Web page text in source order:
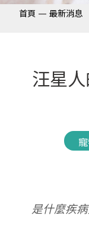
首頁 — 最新消息
汪星
是什麼疾